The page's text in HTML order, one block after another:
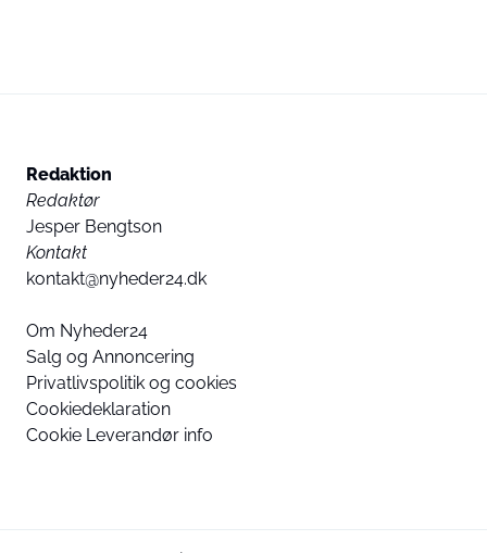
Redaktion
Redaktør
Jesper Bengtson
Kontakt
kontakt@nyheder24.dk
Om Nyheder24
Salg og Annoncering
Privatlivspolitik og cookies
Cookiedeklaration
Cookie Leverandør info